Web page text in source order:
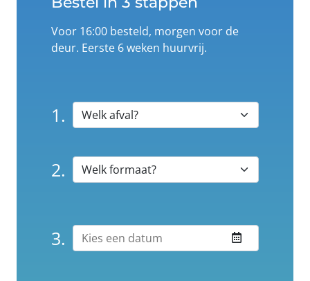
Voor 16:00 besteld, morgen voor de
deur. Eerste 6 weken huurvrij.
1.
2.
3.